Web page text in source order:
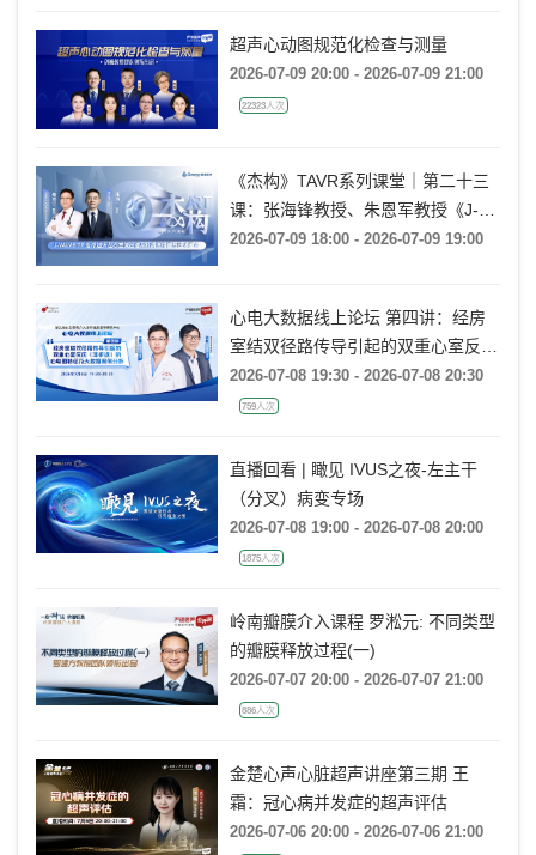
超声心动图规范化检查与测量
2026-07-09 20:00 - 2026-07-09 21:00
22323人次
《杰构》TAVR系列课堂｜第二十三
课：张海锋教授、朱恩军教授《J-
VALVE TF 治疗超大左心室流出道
2026-07-09 18:00 - 2026-07-09 19:00
心电大数据线上论坛 第四讲：经房
室结双径路传导引起的双重心室反应
(非折返)的心电图特征及大数据案例
分析
2026-07-08 19:30 - 2026-07-08 20:30
759人次
直播回看 | 瞰见 IVUS之夜-左主干
（分叉）病变专场
2026-07-08 19:00 - 2026-07-08 20:00
1875人次
岭南瓣膜介入课程 罗淞元: 不同类型
的瓣膜释放过程(一)
2026-07-07 20:00 - 2026-07-07 21:00
886人次
金楚心声心脏超声讲座第三期 王
霜：冠心病并发症的超声评估
2026-07-06 20:00 - 2026-07-06 21:00